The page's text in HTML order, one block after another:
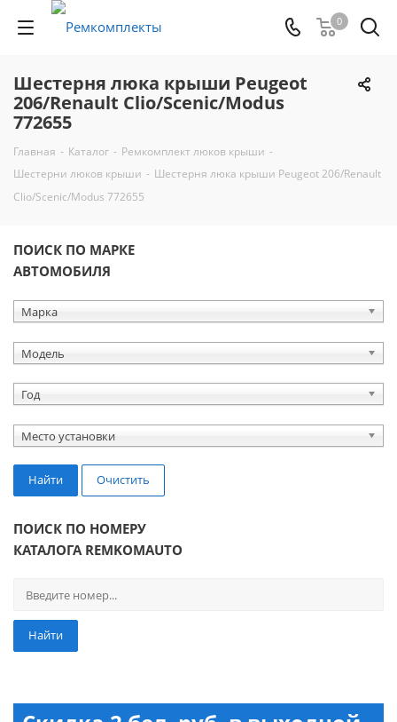
0
Шестерня люка крыши Peugeot
206/Renault Clio/Scenic/Modus
772655
Главная - Каталог - Ремкомплект люков крыши -
Шестерни люков крыши - Шестерня люка крыши Peugeot 206/Renault
Clio/Scenic/Modus 772655
ПОИСК ПО МАРКЕ
АВТОМОБИЛЯ
Марка
Модель
Год
Место установки
Найти Очистить
ПОИСК ПО НОМЕРУ
КАТАЛОГА REMKOMAUTO
Найти